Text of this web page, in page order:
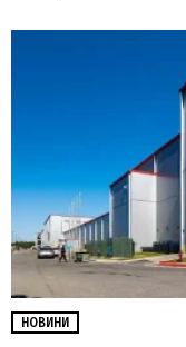
НОВИНИ